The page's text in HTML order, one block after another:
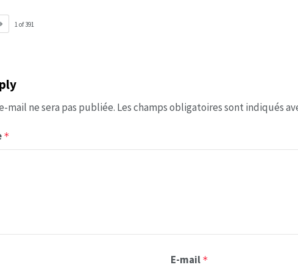
1of391
mail ne sera pas publiée. Les champs obligatoires sont indiqués
*
E-mail *